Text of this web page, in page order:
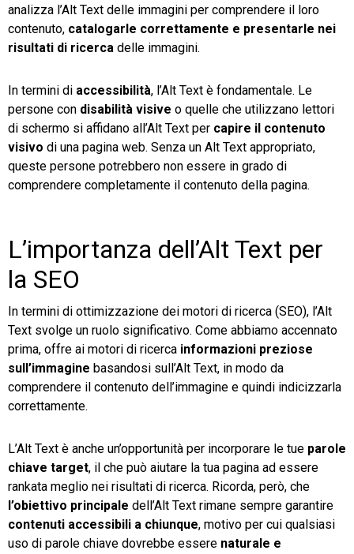
analizza l’Alt Text delle immagini per comprendere il loro
contenuto, catalogarle correttamente e presentarle nei
risultati di ricerca delle immagini.
In termini di accessibilità, l’Alt Text è fondamentale. Le
persone con disabilità visive o quelle che utilizzano lettori
di schermo si affidano all’Alt Text per capire il contenuto
visivo di una pagina web. Senza un Alt Text appropriato,
queste persone potrebbero non essere in grado di
comprendere completamente il contenuto della pagina.
L’importanza dell’Alt Text per
la SEO
In termini di ottimizzazione dei motori di ricerca (SEO), l’Alt
Text svolge un ruolo significativo. Come abbiamo accennato
prima, offre ai motori di ricerca informazioni preziose
sull’immagine basandosi sull’Alt Text, in modo da
comprendere il contenuto dell’immagine e quindi indicizzarla
correttamente.
L’Alt Text è anche un’opportunità per incorporare le tue parole
chiave target, il che può aiutare la tua pagina ad essere
rankata meglio nei risultati di ricerca. Ricorda, però, che
l’obiettivo principale dell’Alt Text rimane sempre garantire
contenuti accessibili a chiunque, motivo per cui qualsiasi
uso di parole chiave dovrebbe essere naturale e